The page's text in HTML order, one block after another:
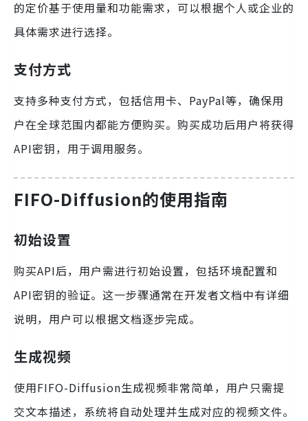
的定价基于使用量和功能需求，可以根据个人或企业的
具体需求进行选择。
支付方式
支持多种支付方式，包括信用卡、PayPal等，确保用
户在全球范围内都能方便购买。购买成功后用户将获得
API密钥，用于调用服务。
FIFO-Diffusion的使用指南
初始设置
购买API后，用户需进行初始设置，包括环境配置和
API密钥的验证。这一步骤通常在开发者文档中有详细
说明，用户可以根据文档逐步完成。
生成视频
使用FIFO-Diffusion生成视频非常简单，用户只需提
交文本描述，系统将自动处理并生成对应的视频文件。